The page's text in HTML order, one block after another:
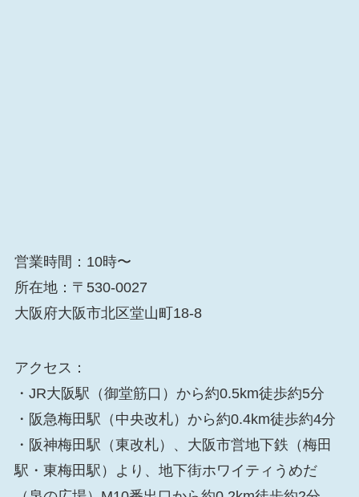
営業時間：10時〜
所在地：〒530-0027
大阪府大阪市北区堂山町18-8
アクセス：
・JR大阪駅（御堂筋口）から約0.5km徒歩約5分
・阪急梅田駅（中央改札）から約0.4km徒歩約4分
・阪神梅田駅（東改札）、大阪市営地下鉄（梅田
駅・東梅田駅）より、地下街ホワイティうめだ